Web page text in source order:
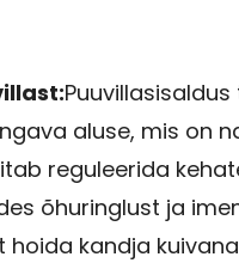
aluse, mis on
reguleerida
õhuringlust ja
hoida kandja